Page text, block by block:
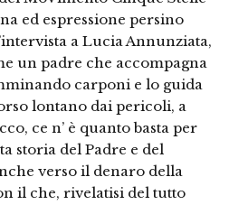
ed espressione persino
a Lucia Annunziata,
un padre che accompagna
carponi e lo guida
lontano dai pericoli, a
ce n’ è quanto basta per
storia del Padre e del
verso il denaro della
il che, rivelatisi del tutto